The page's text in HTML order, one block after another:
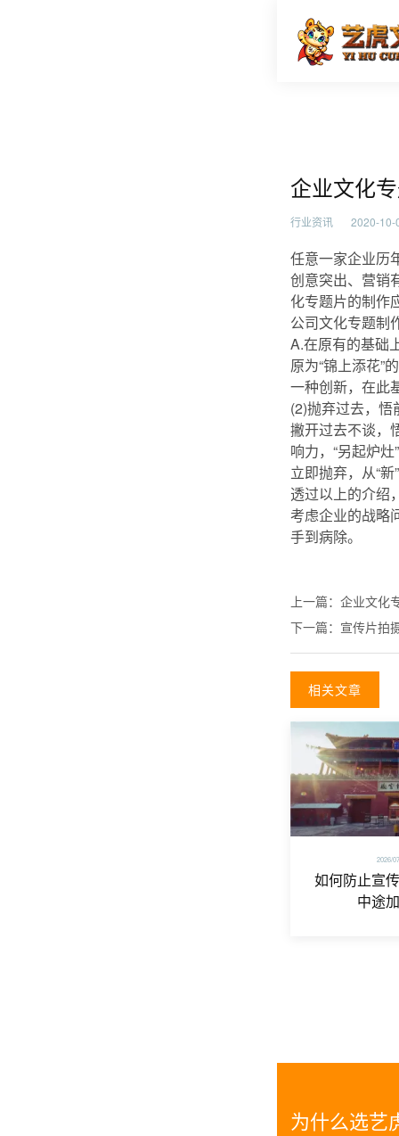
企业文
企业文化
行业资讯 2020-10-
任意一家企业历
创意突出、营销
化专题片的制作
公司文化专题制
A.在原有的基础
原为“锦上添花”
一种创新，在此
(2)抛弃过去，悟
撇开过去不谈，
响力，“另起炉
立即抛弃，从“新
透过以上的介绍
考虑企业的战略
手到病除。
上一篇： 企业文化
下一篇： 宣传片拍
相关文章
2026/
如何防止宣
中途
为什么选艺